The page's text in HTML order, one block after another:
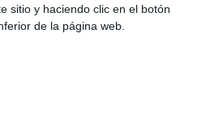
sitio y haciendo clic en el botón
de la página web.